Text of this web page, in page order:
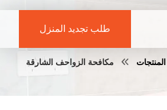
طلب تجديد المنزل
المنتجات مكافحة الزواحف الشارقة